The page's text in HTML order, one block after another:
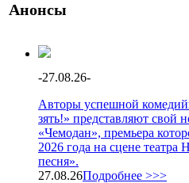
Анонсы
-27.08.26-
Авторы успешной
зять!» представляют свой
«Чемодан», премьера
2026 года на сцене
песня».
27.08.26Подробнее >>>